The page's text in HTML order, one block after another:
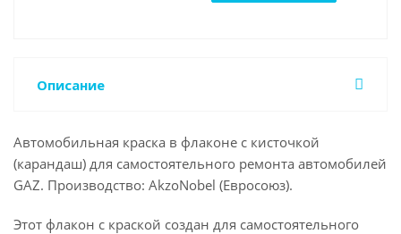
Описание
Автомобильная краска в флаконе с кисточкой
(карандаш) для самостоятельного ремонта автомобилей
GAZ. Производство: AkzoNobel (Евросоюз).
Этот флакон с краской создан для самостоятельного